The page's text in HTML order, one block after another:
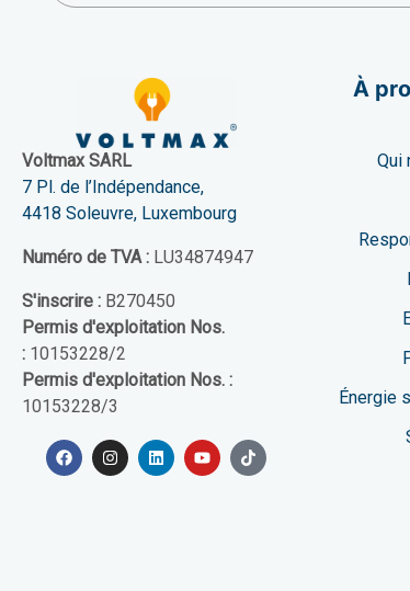
Voltmax SARL
7 Pl. de l’Indépendance,
4418 Soleuvre, Luxembourg
Numéro de TVA : LU34874947
S'inscrire : B270450
Permis d'exploitation Nos.
: 10153228/2
Permis d'exploitation Nos. :
10153228/3
À
Qui
Énergie